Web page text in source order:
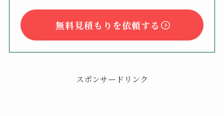
無料見積もりを依頼する
スポンサードリンク